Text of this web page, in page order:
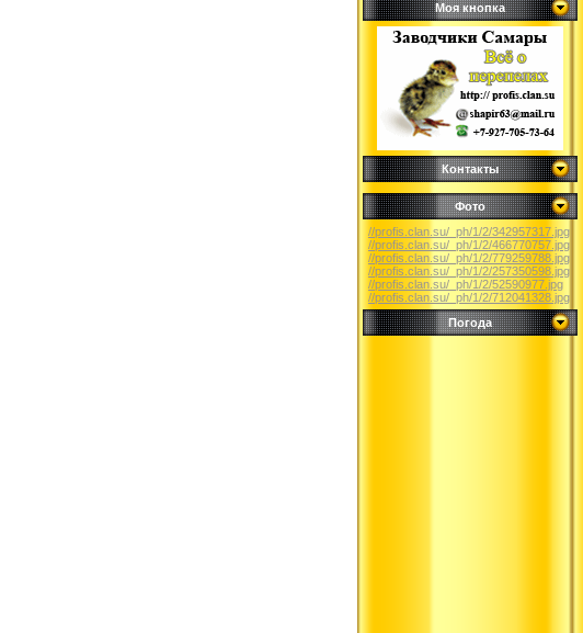
Моя кнопка
Контакты
Фото
//profis.clan.su/_ph/1/2/342957317.jpg
//profis.clan.su/_ph/1/2/466770757.jpg
//profis.clan.su/_ph/1/2/779259788.jpg
//profis.clan.su/_ph/1/2/257350598.jpg
//profis.clan.su/_ph/1/2/52590977.jpg
//profis.clan.su/_ph/1/2/712041328.jpg
Погода